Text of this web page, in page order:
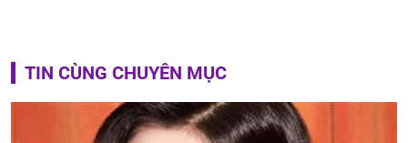
TIN CÙNG CHUYÊN MỤC